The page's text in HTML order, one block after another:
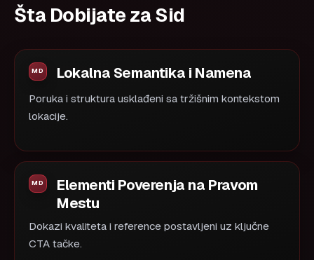
Šta Dobijate za Sid
Lokalna Semantika i Namena
Poruka i struktura usklađeni sa tržišnim kontekstom
lokacije.
Elementi Poverenja na Pravom
Mestu
Dokazi kvaliteta i reference postavljeni uz ključne
CTA tačke.